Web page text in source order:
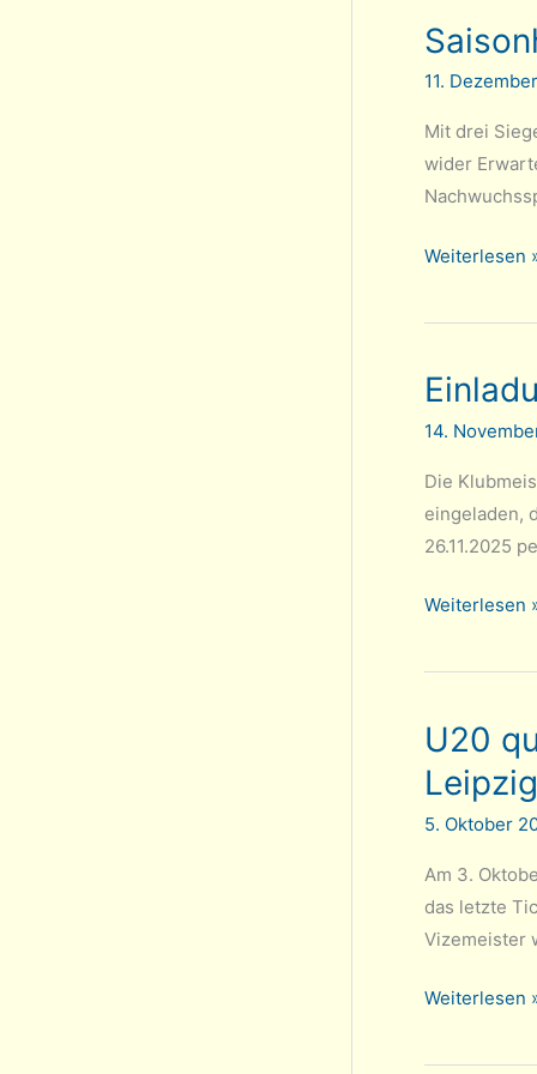
Klubmeister
Reinhard
11.
Mit drei
wider
Mannschaft
dabei
Weiterlesen
14.
Die
eingeladen,
26.11.2025
Einladung
Weiterlesen
U20
5. Oktober
Am 3.
das letzte
Vizemeister
U20
sich
Weiterlesen